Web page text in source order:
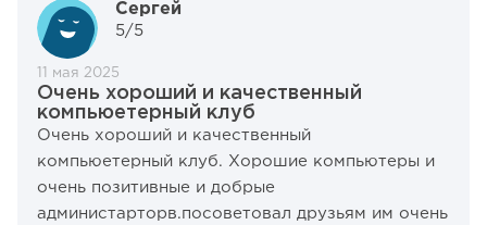
Сергей
5/5
11 мая 2025
Очень хороший и качественный
компьюетерный клуб
Очень хороший и качественный
компьюетерный клуб. Хорошие компьютеры и
очень позитивные и добрые
администарторв.посоветовал друзьям им очень